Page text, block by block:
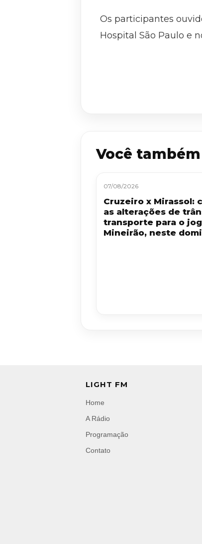
Os participantes
Hospital São Paulo e
Você
07/08/2026
Cruzeiro x Mirassol:
as alterações de
transporte para o
Mineirão, neste
LIGHT FM
Home
A Rádio
Programação
Contato